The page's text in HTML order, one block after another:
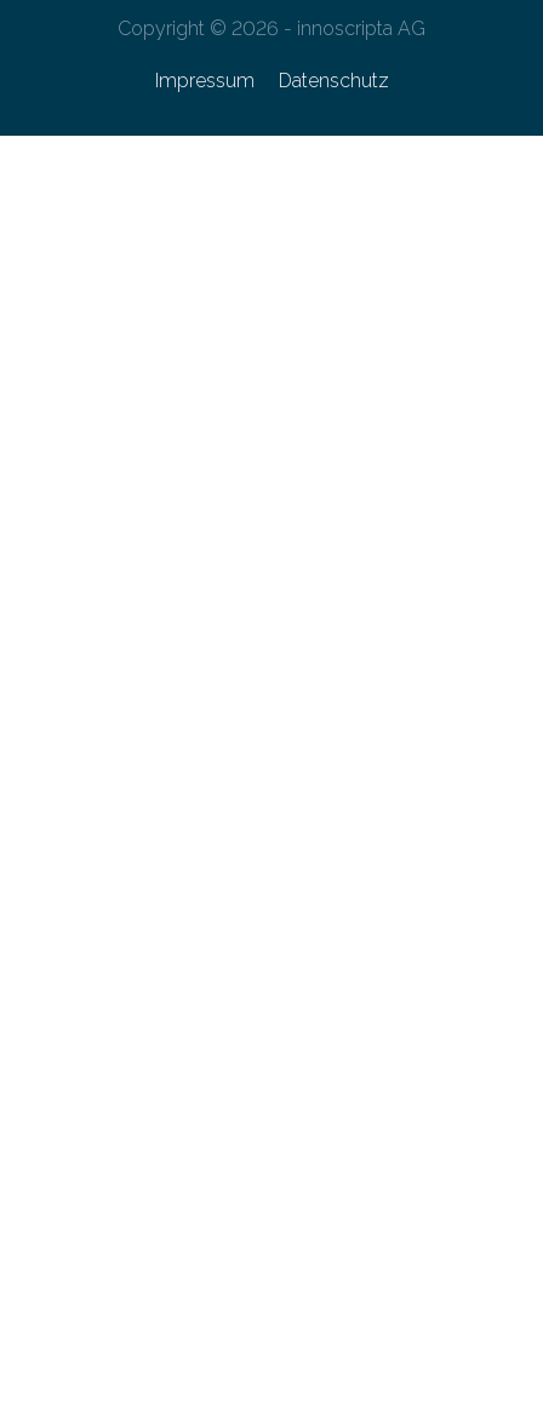
Copyright © 2026 - innoscripta AG
Impressum Datenschutz